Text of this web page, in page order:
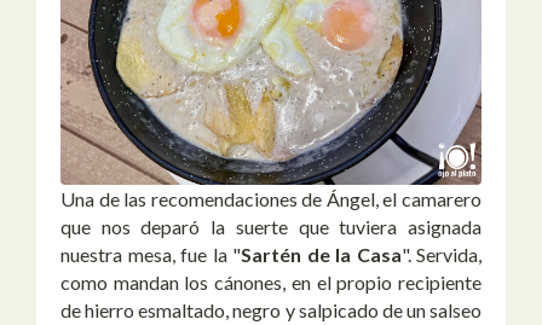
Una de las recomendaciones de Ángel, el camarero
que nos deparó la suerte que tuviera asignada
nuestra mesa, fue la "Sartén de la Casa". Servida,
como mandan los cánones, en el propio recipiente
de hierro esmaltado, negro y salpicado de un salseo